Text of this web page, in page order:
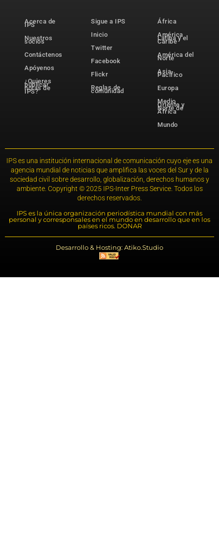
Acerca de
IPS
Nuestros
socios
Contáctenos
Apóyenos
¿Quieres
publicar
notas de
IPS?
Sigue a IPS
Inicio
Twitter
Facebook
Flickr
Reglas de
comunidad
África
América
Latina y el
Caribe
América del
Norte
Asia-
Pacífico
Europa
Medio
Oriente y
Norte de
África
Mundo
IPS es una institución internacional de comunicación cuyo eje es una
agencia mundial de noticias que amplifica las voces del Sur y de la
sociedad civil sobre desarrollo, globalización, derechos humanos y
ambiente. Copyright © 2025 IPS-Inter Press Service. Todos los
derechos reservados.
IPS es la única organización periodística mundial con más
personal y corresponsales en el mundo en desarrollo que en los
países ricos. DONAR
Desarrollo & Hosting: Atiko.Studio